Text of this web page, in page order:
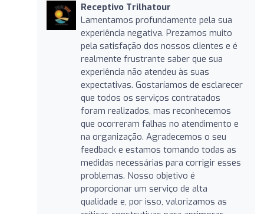
Receptivo Trilhatour
Lamentamos profundamente pela sua
experiência negativa. Prezamos muito
pela satisfação dos nossos clientes e é
realmente frustrante saber que sua
experiência não atendeu às suas
expectativas. Gostaríamos de esclarecer
que todos os serviços contratados
foram realizados, mas reconhecemos
que ocorreram falhas no atendimento e
na organização. Agradecemos o seu
feedback e estamos tomando todas as
medidas necessárias para corrigir esses
problemas. Nosso objetivo é
proporcionar um serviço de alta
qualidade e, por isso, valorizamos as